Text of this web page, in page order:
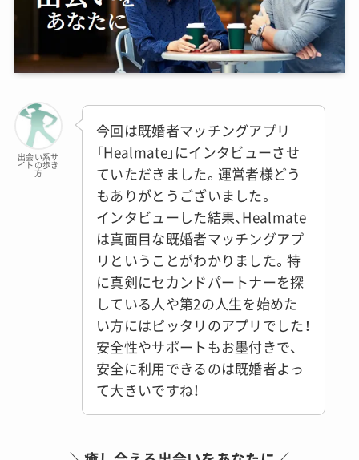
出会い系サ
イトの歩き
方
今回は既婚者マッチングアプリ
「Healmate」にインタビューさせ
ていただきました。運営者様どう
もありがとうございました。
インタビューした結果、Healmate
は真面目な既婚者マッチングアプ
リということがわかりました。特
に真剣にセカンドパートナーを探
している人や第2の人生を始めた
い方にはピッタリのアプリでした！
安全性やサポートもお墨付きで、
安全に利用できるのは既婚者よっ
て大きいですね！